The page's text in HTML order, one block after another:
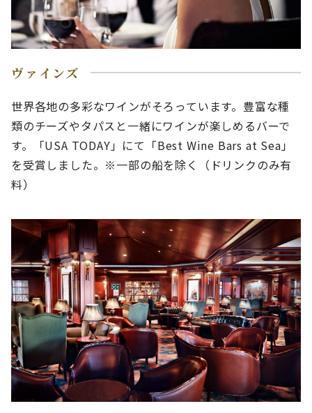
ヴァインズ
世界各地の多彩なワインがそろっています。豊富な種
類のチーズやタパスと一緒にワインが楽しめるバーで
す。「USA TODAY」にて「Best Wine Bars at Sea」
を受賞しました。※一部の船を除く（ドリンクのみ有
料）